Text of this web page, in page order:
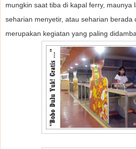
mungkin saat tiba di kapal ferry, maunya
seharian menyetir, atau seharian berada
merupakan kegiatan yang paling